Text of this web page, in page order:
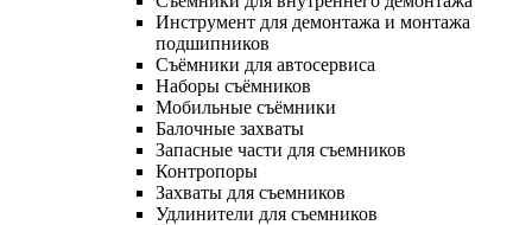
Инструмент для демонтажа и монтажа
подшипников
Съёмники для автосервиса
Наборы съёмников
Мобильные съёмники
Балочные захваты
Запасные части для съемников
Контропоры
Захваты для съемников
Удлинители для съемников